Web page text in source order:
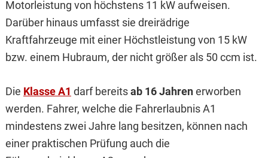
Motorleistung von höchstens 11 kW aufweisen.
Darüber hinaus umfasst sie dreirädrige
Kraftfahrzeuge mit einer Höchstleistung von 15 kW
bzw. einem Hubraum, der nicht größer als 50 ccm ist.
Die Klasse A1 darf bereitsab 16 Jahrenerworben
werden. Fahrer, welche die Fahrerlaubnis A1
mindestens zwei Jahre lang besitzen, können nach
einer praktischen Prüfung auch die